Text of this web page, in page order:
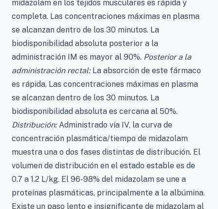
midazolam en los tejidos musculares es rápida y
completa. Las concentraciones máximas en plasma
se alcanzan dentro de los 30 minutos. La
biodisponibilidad absoluta posterior a la
administración IM es mayor al 90%. Posterior a la
administración rectal:La absorción de este fármaco
es rápida. Las concentraciones máximas en plasma
se alcanzan dentro de los 30 minutos. La
biodisponibilidad absoluta es cercana al 50%.
Distribución:Administrado vía IV, la curva de
concentración plasmática/tiempo de midazolam
muestra una o dos fases distintas de distribución. El
volumen de distribución en el estado estable es de
0.7 a 1.2 L/kg. El 96-98% del midazolam se une a
proteínas plasmáticas, principalmente a la albúmina.
Existe un paso lento e insignificante de midazolam al